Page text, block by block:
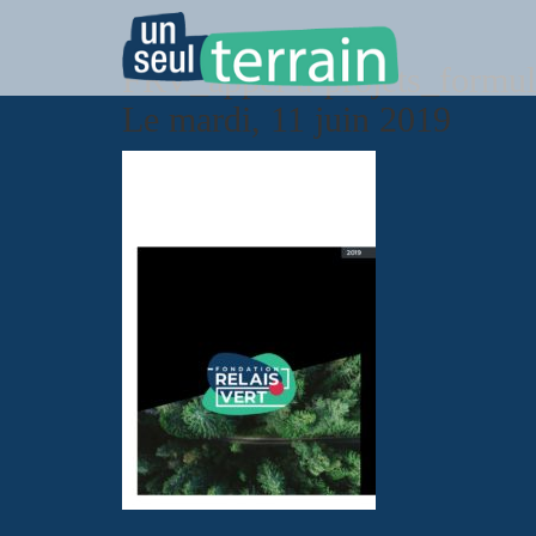
FRV_appel-a-
Le mardi, 11 juin 2019